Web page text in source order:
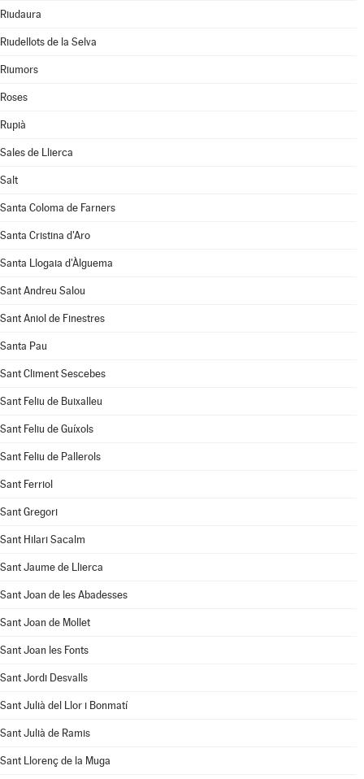
Riudaura
Riudellots de la Selva
Riumors
Roses
Rupià
Sales de Llierca
Salt
Santa Coloma de Farners
Santa Cristina d'Aro
Santa Llogaia d'Àlguema
Sant Andreu Salou
Sant Aniol de Finestres
Santa Pau
Sant Climent Sescebes
Sant Feliu de Buixalleu
Sant Feliu de Guíxols
Sant Feliu de Pallerols
Sant Ferriol
Sant Gregori
Sant Hilari Sacalm
Sant Jaume de Llierca
Sant Joan de les Abadesses
Sant Joan de Mollet
Sant Joan les Fonts
Sant Jordi Desvalls
Sant Julià del Llor i Bonmatí
Sant Julià de Ramis
Sant Llorenç de la Muga